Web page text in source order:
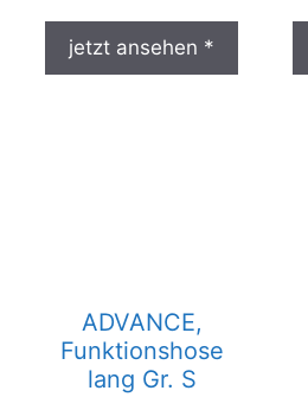
jetzt ansehen *
ADVANCE,
Funktionshose
lang Gr. S